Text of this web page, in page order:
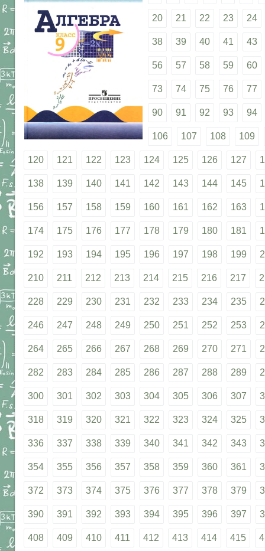
20 21 22 23 24
38 39 40 41 43
56 57 58 59 60
73 74 75 76 77
90 91 92 93 94
106 107 108 109
120 121 122 123 124 125 126 127
138 139 140 141 142 143 144 145
156 157 158 159 160 161 162 163
174 175 176 177 178 179 180 181
192 193 194 195 196 197 198 199
210 211 212 213 214 215 216 217
228 229 230 231 232 233 234 235
246 247 248 249 250 251 252 253
264 265 266 267 268 269 270 271
282 283 284 285 286 287 288 289
300 301 302 303 304 305 306 307
318 319 320 321 322 323 324 325
336 337 338 339 340 341 342 343
354 355 356 357 358 359 360 361
372 373 374 375 376 377 378 379
390 391 392 393 394 395 396 397
408 409 410 411 412 413 414 415